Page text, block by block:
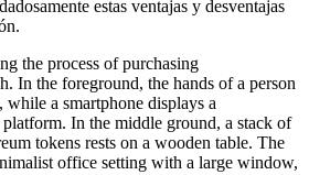
estas ventajas y desventajas